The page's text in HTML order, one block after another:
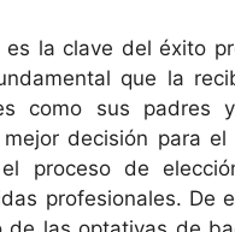
es la clave del éxito
que la
como sus padres
decisión para
proceso de
profesionales. De